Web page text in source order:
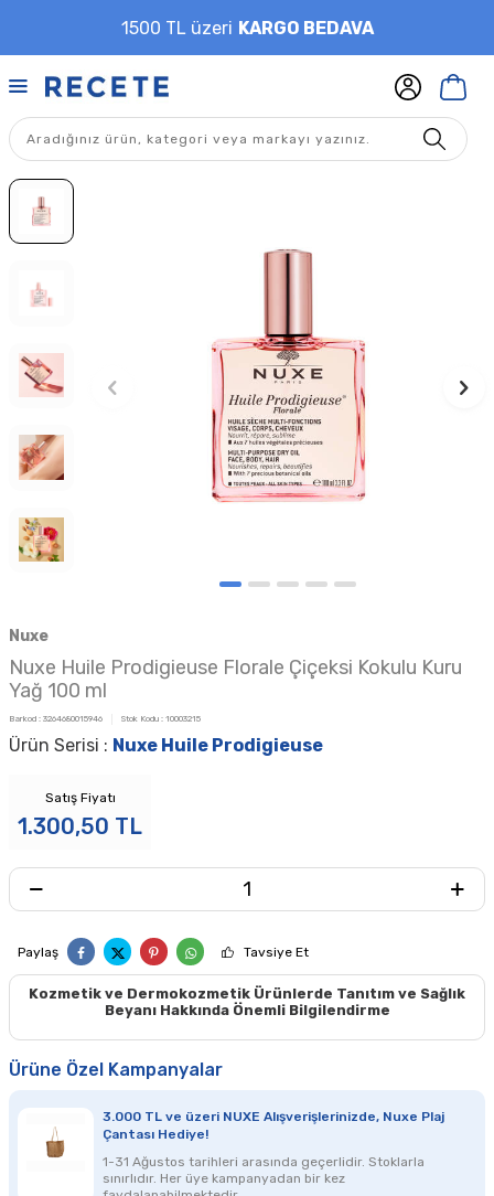
1500 TL üzeri KARGO BEDAVA
Nuxe
Nuxe Huile Prodigieuse Florale Çiçeksi Kokulu Kuru
Yağ 100 ml
Barkod : 3264680015946 Stok Kodu : 10003215
Ürün Serisi : Nuxe Huile Prodigieuse
Satış Fiyatı
1.300,50 TL
Paylaş Tavsiye Et
Kozmetik ve Dermokozmetik Ürünlerde Tanıtım ve Sağlık
Beyanı Hakkında Önemli Bilgilendirme
Ürüne Özel Kampanyalar
3.000 TL ve üzeri NUXE Alışverişlerinizde, Nuxe Plaj
Çantası Hediye!
1-31 Ağustos tarihleri arasında geçerlidir. Stoklarla
sınırlıdır. Her üye kampanyadan bir kez